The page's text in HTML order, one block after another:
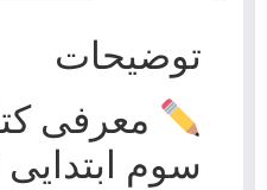
توضیحات
معرفی
سوم ابتدایی ۱۴۰۴